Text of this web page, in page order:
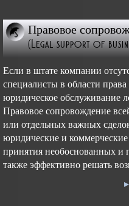
Правовое
(Legal support of
Если в штате компании
специалисты в области
юридическое обслуживание
Правовое сопровождение
или отдельных важных
юридические и
принятия необоснованных и
также эффективно решать